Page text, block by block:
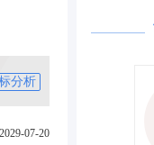
分析
07-20